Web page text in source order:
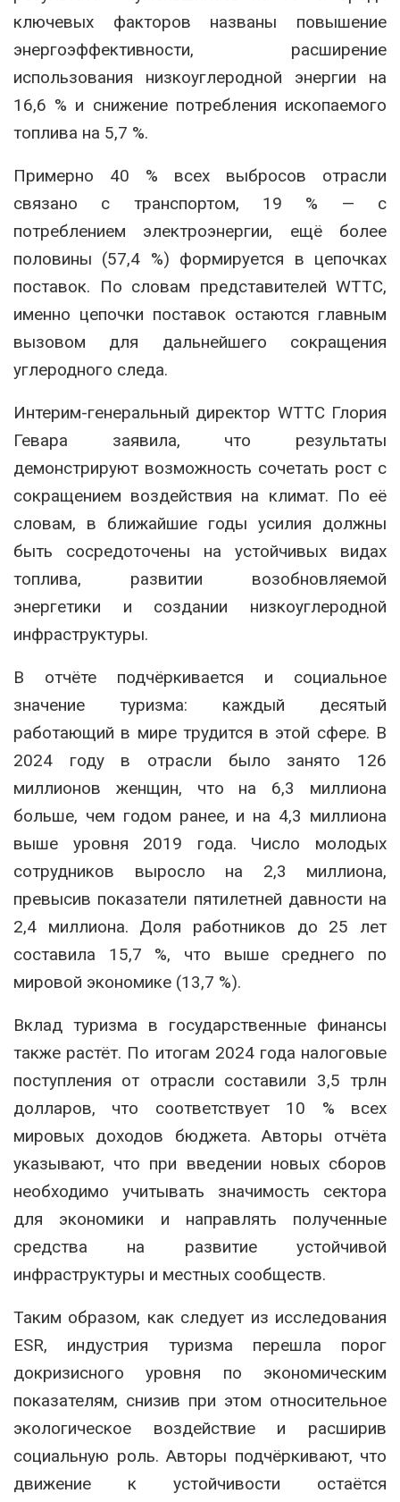
ключевых факторов названы повышение
энергоэффективности, расширение
использования низкоуглеродной энергии на
16,6 % и снижение потребления ископаемого
топлива на 5,7 %.
Примерно 40 % всех выбросов отрасли
связано с транспортом, 19 % — с
потреблением электроэнергии, ещё более
половины (57,4 %) формируется в цепочках
поставок. По словам представителей WTTC,
именно цепочки поставок остаются главным
вызовом для дальнейшего сокращения
углеродного следа.
Интерим-генеральный директор WTTC Глория
Гевара заявила, что результаты
демонстрируют возможность сочетать рост с
сокращением воздействия на климат. По её
словам, в ближайшие годы усилия должны
быть сосредоточены на устойчивых видах
топлива, развитии возобновляемой
энергетики и создании низкоуглеродной
инфраструктуры.
В отчёте подчёркивается и социальное
значение туризма: каждый десятый
работающий в мире трудится в этой сфере. В
2024 году в отрасли было занято 126
миллионов женщин, что на 6,3 миллиона
больше, чем годом ранее, и на 4,3 миллиона
выше уровня 2019 года. Число молодых
сотрудников выросло на 2,3 миллиона,
превысив показатели пятилетней давности на
2,4 миллиона. Доля работников до 25 лет
составила 15,7 %, что выше среднего по
мировой экономике (13,7 %).
Вклад туризма в государственные финансы
также растёт. По итогам 2024 года налоговые
поступления от отрасли составили 3,5 трлн
долларов, что соответствует 10 % всех
мировых доходов бюджета. Авторы отчёта
указывают, что при введении новых сборов
необходимо учитывать значимость сектора
для экономики и направлять полученные
средства на развитие устойчивой
инфраструктуры и местных сообществ.
Таким образом, как следует из исследования
ESR, индустрия туризма перешла порог
докризисного уровня по экономическим
показателям, снизив при этом относительное
экологическое воздействие и расширив
социальную роль. Авторы подчёркивают, что
движение к устойчивости остаётся